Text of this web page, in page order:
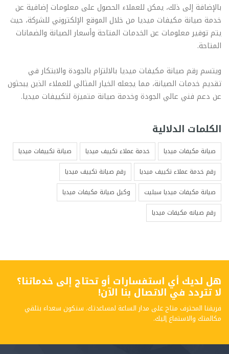
بالإضافة إلى ذلك، يمكن للعملاء الحصول على معلومات إضافية عن
خدمة صيانة مكيفات ميديا من خلال الموقع الإلكتروني للشركة، حيث
يتم توفير معلومات عن الخدمات المتاحة وأسعار الصيانة والضمانات
المتاحة.
ويتسم رقم صيانة مكيفات ميديا بالالتزام بالجودة والابتكار في
تقديم خدمات الصيانة، مما يجعله الخيار المثالي للعملاء الذين يبحثون
عن دعم فني عالي الجودة وخدمة صيانة متميزة لتكييفات ميديا.
الكلمات الدلالية
صيانة مكيفات ميديا خدمة عملاء تكييف ميديا
صيانة تكييفات ميديا
رقم خدمة عملاء تكييف ميديا
رقم صيانة تكييف ميديا
صيانة مكيفات ميديا سبليت
وكيل صيانة مكيفات ميديا
رقم صيانه مكيفات ميديا
هل لديك أي استفسارات أو تحتاج إلى خدماتنا؟
لا تتردد في الاتصال بنا الآن!
فريقنا المحترف متاح على مدار الساعة لمساعدتك. سنكون سعداء بتلقي
مكالمتك والاستماع إليك.